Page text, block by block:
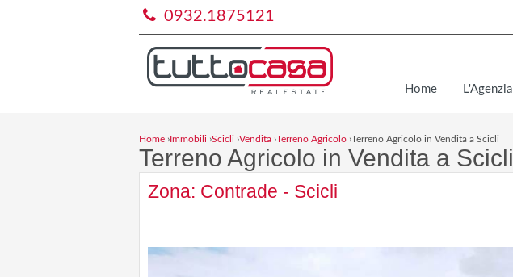
0932.1875121
Home L'Agenzia
Home ›Immobili ›Scicli ›Vendita ›Terreno Agricolo ›Terreno Agricolo in Vendita a Scicli
Terreno Agricolo in Vendita a Scicli
Zona: Contrade - Scicli